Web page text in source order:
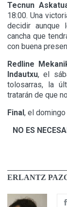
Tecnun
18:00. Una
decidir aunque
cancha que
con buena
Redline
Indautxu, el
tolosarras, la
tratarán de que
Final, el
NO ES
ERLANTZ